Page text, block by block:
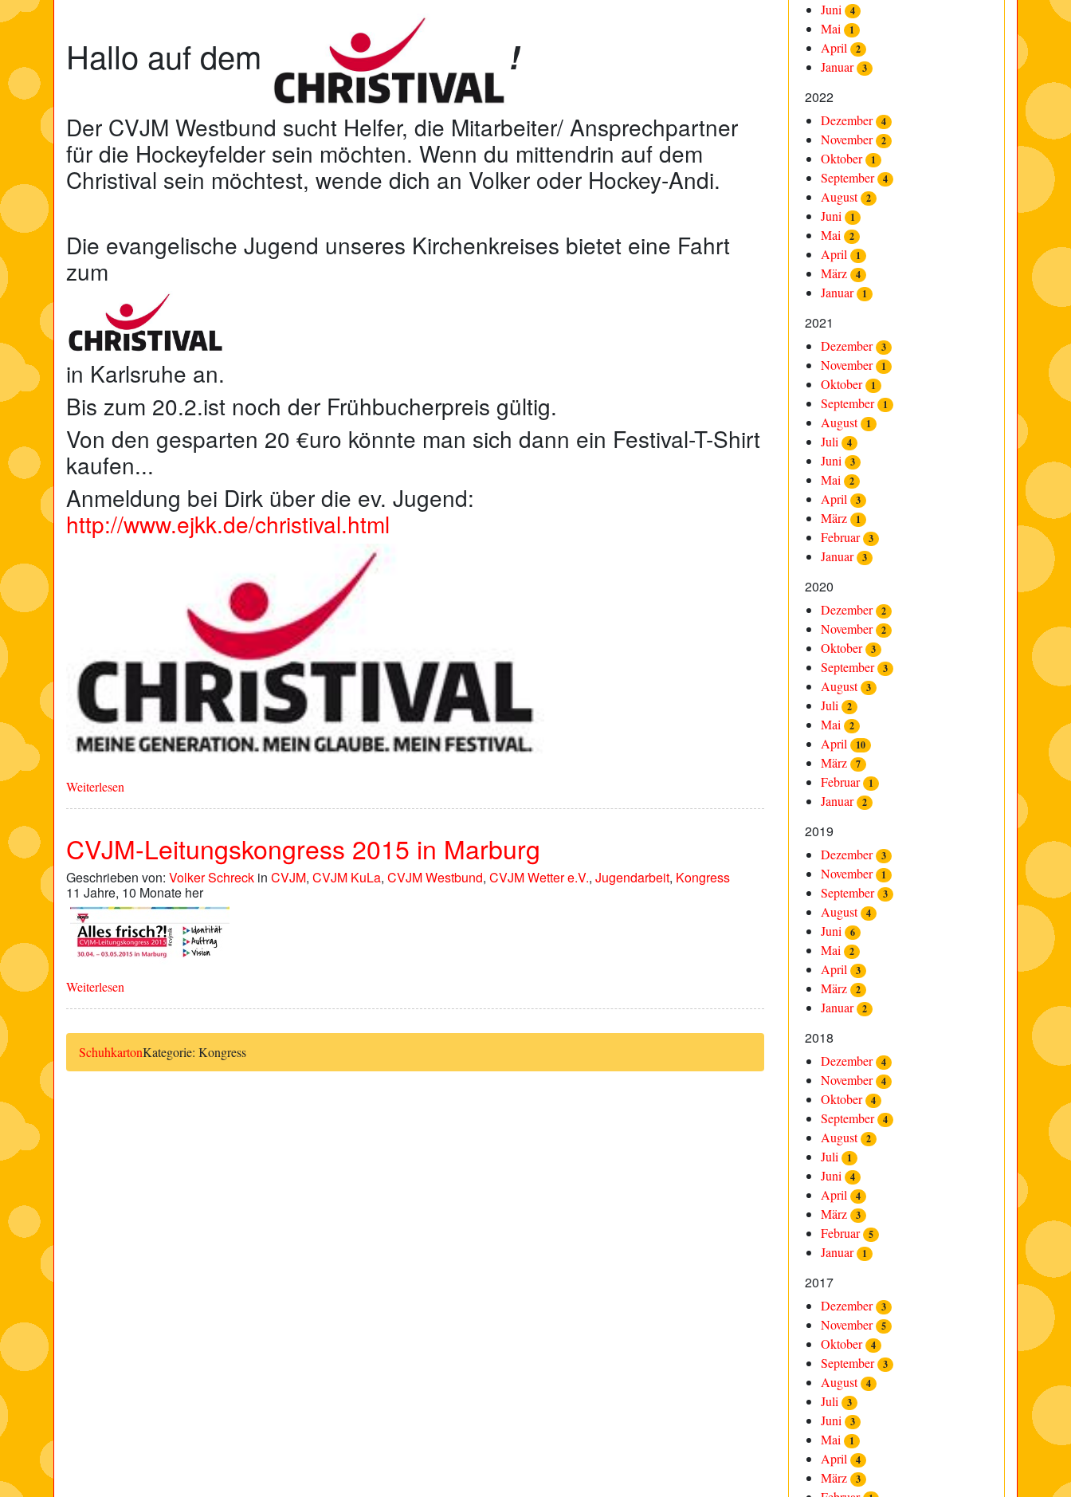
Hallo auf dem !
Der CVJM Westbund sucht Helfer, die Mitarbeiter/ Ansprechpartner
für die Hockeyfelder sein möchten. Wenn du mittendrin auf dem
Christival sein möchtest, wende dich an Volker oder Hockey-Andi.
Die evangelische Jugend unseres Kirchenkreises bietet eine Fahrt
zum
in Karlsruhe an.
Bis zum 20.2.ist noch der Frühbucherpreis gültig.
Von den gesparten 20 €uro könnte man sich dann ein Festival-T-Shirt
kaufen...
Anmeldung bei Dirk über die ev. Jugend:
http://www.ejkk.de/christival.html
Weiterlesen
CVJM-Leitungskongress 2015 in Marburg
Geschrieben von:Volker Schreck inCVJM,CVJM KuLa,CVJM Westbund,CVJM Wetter e.V.,Jugendarbeit, Kongress
11 Jahre, 10 Monate her
Weiterlesen
SchuhkartonKategorie: Kongress
Juni 4
Mai 1
April 2
Januar 3
2022
Dezember 4
November 2
Oktober 1
September 4
August 2
Juni 1
Mai 2
April 1
März 4
Januar 1
2021
Dezember 3
November 1
Oktober 1
September 1
August 1
Juli 4
Juni 3
Mai 2
April 3
März 1
Februar 3
Januar 3
2020
Dezember 2
November 2
Oktober 3
September 3
August 3
Juli 2
Mai 2
April 10
März 7
Februar 1
Januar 2
2019
Dezember 3
November 1
September 3
August 4
Juni 6
Mai 2
April 3
März 2
Januar 2
2018
Dezember 4
November 4
Oktober 4
September 4
August 2
Juli 1
Juni 4
April 4
März 3
Februar 5
Januar 1
2017
Dezember 3
November 5
Oktober 4
September 3
August 4
Juli 3
Juni 3
Mai 1
April 4
März 3